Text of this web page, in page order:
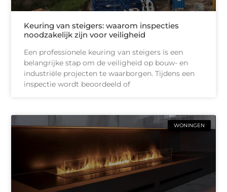
Keuring van steigers: waarom inspecties
noodzakelijk zijn voor veiligheid
Een professionele keuring van steigers is een
belangrijke stap om de veiligheid op bouw- en
industriële projecten te waarborgen. Tijdens een
inspectie wordt beoordeeld of
WONINGEN